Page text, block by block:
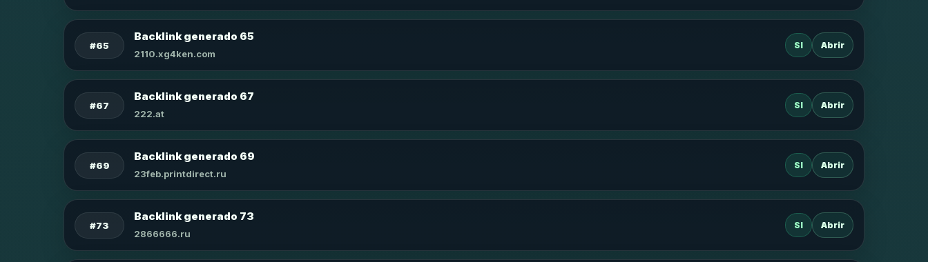
#65
Backlink generado 65
2110.xg4ken.com
SI Abrir
#67
Backlink generado 67
222.at
SI Abrir
#69
Backlink generado 69
23feb.printdirect.ru
SI Abrir
#73
Backlink generado 73
2866666.ru
SI Abrir